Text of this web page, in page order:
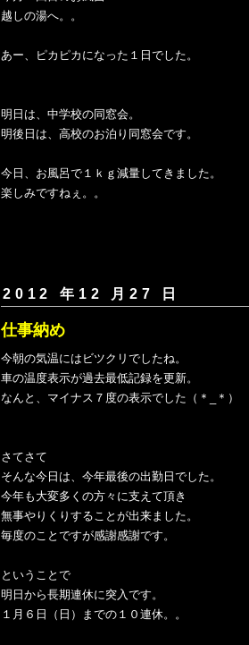
越しの湯へ。。
あー、ピカピカになった１日でした。
明日は、中学校の同窓会。
明後日は、高校のお泊り同窓会です。
今日、お風呂で１ｋｇ減量してきました。
楽しみですねぇ。。
2012 年12 月27 日
仕事納め
今朝の気温にはビツクリでしたね。
車の温度表示が過去最低記録を更新。
なんと、マイナス７度の表示でした（＊_＊）
さてさて
そんな今日は、今年最後の出勤日でした。
今年も大変多くの方々に支えて頂き
無事やりくりすることが出来ました。
毎度のことですが感謝感謝です。
ということで
明日から長期連休に突入です。
１月６日（日）までの１０連休。。